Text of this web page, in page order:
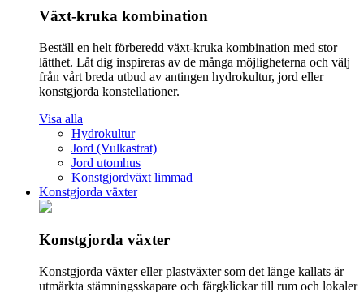
Växt-kruka kombination
Beställ en helt förberedd växt-kruka kombination med stor
lätthet. Låt dig inspireras av de många möjligheterna och välj
från vårt breda utbud av antingen hydrokultur, jord eller
konstgjorda konstellationer.
Visa alla
Hydrokultur
Jord (Vulkastrat)
Jord utomhus
Konstgjordväxt limmad
Konstgjorda växter
Konstgjorda växter
Konstgjorda växter eller plastväxter som det länge kallats är
utmärkta stämningsskapare och färgklickar till rum och lokaler